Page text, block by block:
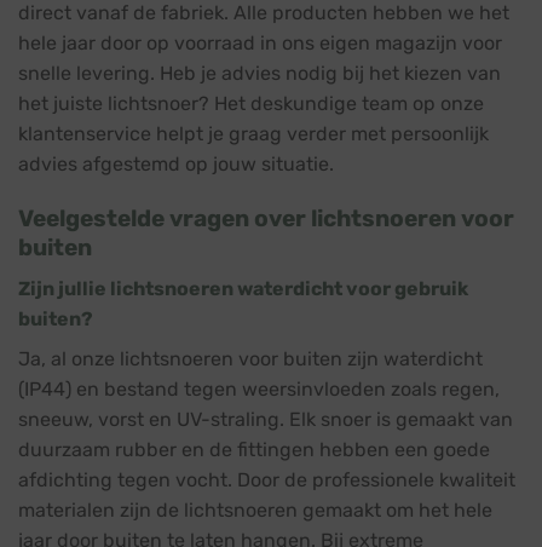
direct vanaf de fabriek. Alle producten hebben we het
hele jaar door op voorraad in ons eigen magazijn voor
snelle levering. Heb je advies nodig bij het kiezen van
het juiste lichtsnoer? Het deskundige team op onze
klantenservice helpt je graag verder met persoonlijk
advies afgestemd op jouw situatie.
Veelgestelde vragen over lichtsnoeren voor
buiten
Zijn jullie lichtsnoeren waterdicht voor gebruik
buiten?
Ja, al onze lichtsnoeren voor buiten zijn waterdicht
(IP44) en bestand tegen weersinvloeden zoals regen,
sneeuw, vorst en UV-straling. Elk snoer is gemaakt van
duurzaam rubber en de fittingen hebben een goede
afdichting tegen vocht. Door de professionele kwaliteit
materialen zijn de lichtsnoeren gemaakt om het hele
jaar door buiten te laten hangen. Bij extreme